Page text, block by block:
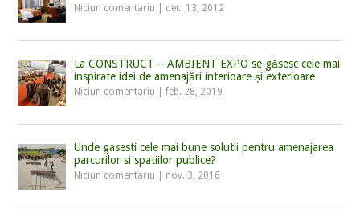
Niciun comentariu dec. 13, 2012
La CONSTRUCT – AMBIENT EXPO se găsesc cele mai
inspirate idei de amenajări interioare și exterioare
Niciun comentariu |feb. 28, 2019
Unde gasesti cele mai bune solutii pentru amenajarea
parcurilor si spatiilor publice?
Niciun comentariu nov. 3, 2016